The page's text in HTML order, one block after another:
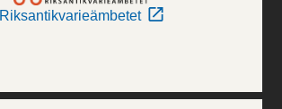
Riksantikvarieämbetet